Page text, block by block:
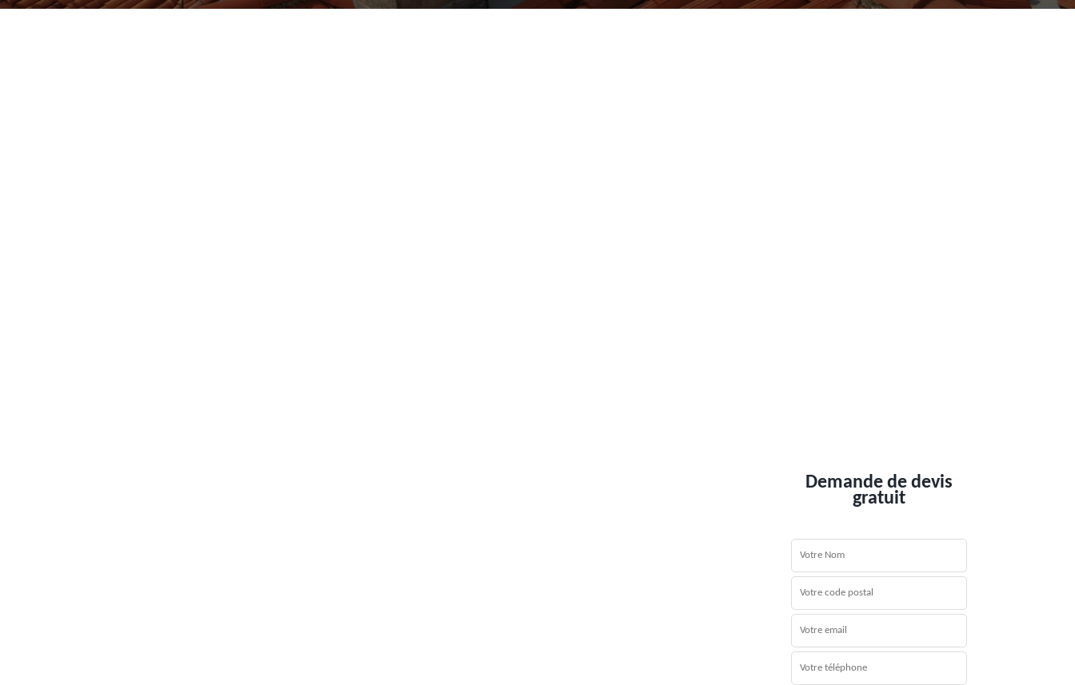
Demande de devis
gratuit